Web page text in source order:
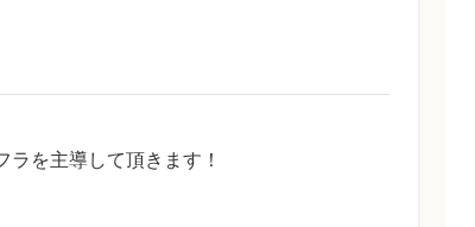
を主導して頂きます！